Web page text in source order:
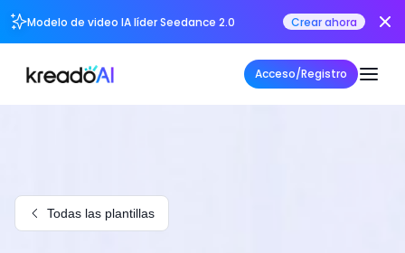
Modelo de video IA líder Seedance 2.0 Crear ahora
Acceso/Registro
Todas las plantillas